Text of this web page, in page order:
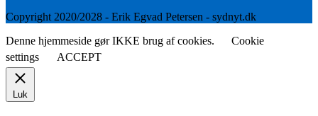
Copyright 2020/2028 - Erik Egvad Petersen - sydnyt.dk
Denne hjemmeside gør IKKE brug af cookies.
Cookie
settings
ACCEPT
Luk